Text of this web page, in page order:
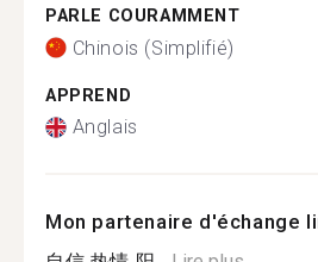
PARLE COURAMMENT
Chinois (Simplifié)
APPREND
Anglais
Mon partenaire d'échange